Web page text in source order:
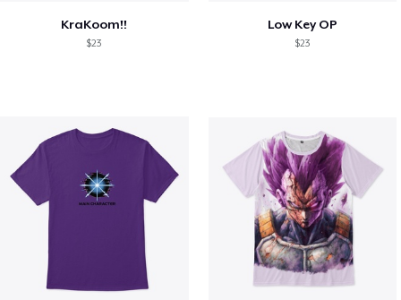
KraKoom!!
$23
Low Key OP
$23